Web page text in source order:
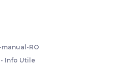
RO
Info Utile